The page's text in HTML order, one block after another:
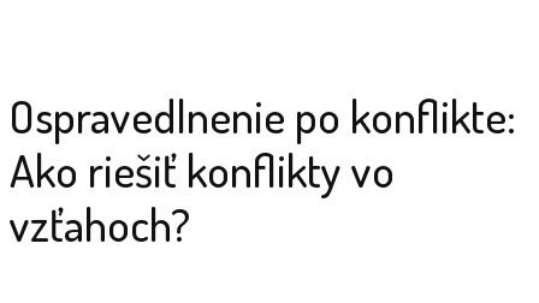
Ospravedlnenie po konflikte:
Ako riešiť konflikty vo
vzťahoch?